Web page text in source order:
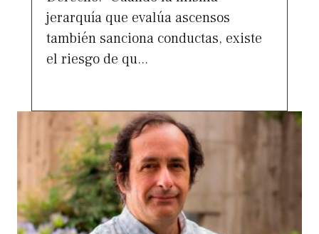
jerarquía que evalúa ascensos
también sanciona conductas, existe
el riesgo de qu...